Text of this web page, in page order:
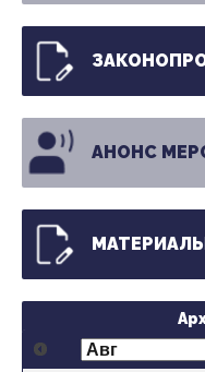
АНОНС
МАТЕРИАЛЫ